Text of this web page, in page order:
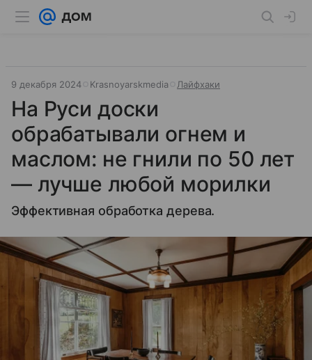
9 декабря 2024 Krasnoyarskmedia Лайфхаки
На Руси доски
обрабатывали огнем и
маслом: не гнили по 50 лет
— лучше любой морилки
Эффективная обработка дерева.